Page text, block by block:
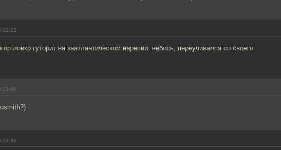
02:22
ловко гуторит на заатлантическом наречии. небось, переучивался со своего
03:06
03:35